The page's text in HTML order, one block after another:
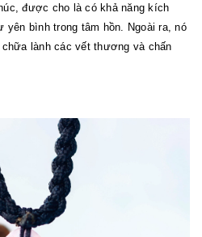
được cho là có khả năng kích
yên bình trong tâm hồn. Ngoài ra, nó
lành các vết thương và chấn